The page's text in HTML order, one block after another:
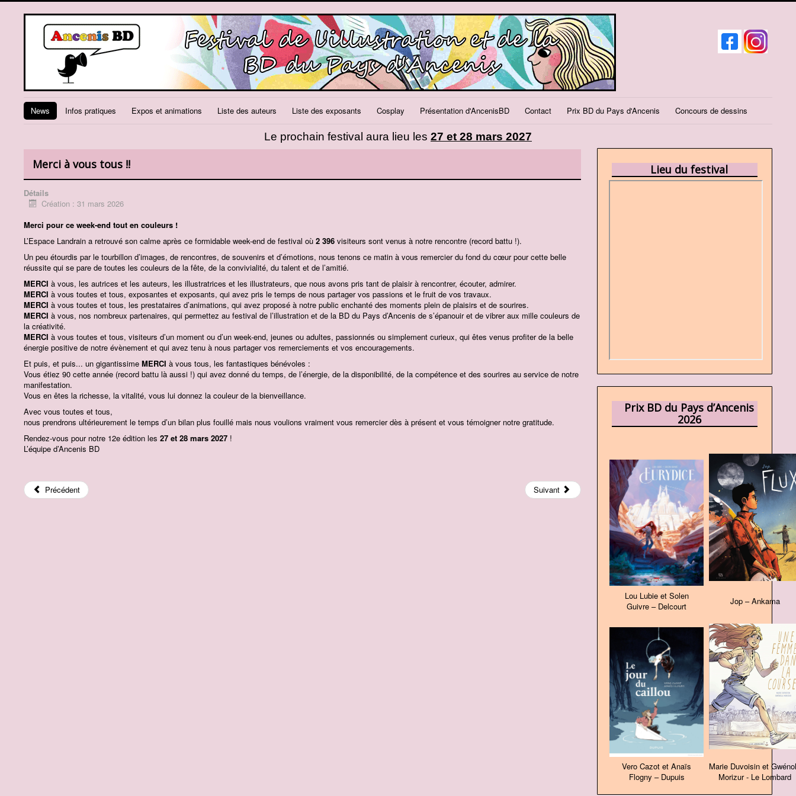
News Infos pratiques Expos et animations Liste des auteurs Liste des exposants Cosplay Présentation d'AncenisBD Contact Prix BD du Pays d'Ancenis Concours de dessins
Le prochain festival aura lieu les 27 et 28 mars 2027
Merci à vous tous !!
Détails
Création : 31 mars 2026
Merci pour ce week-end tout en couleurs !
L’Espace Landrain a retrouvé son calme après ce formidable week-end de festival où 2 396 visiteurs sont venus à notre rencontre (record battu !).
Un peu étourdis par le tourbillon d’images, de rencontres, de souvenirs et d’émotions, nous tenons ce matin à vous remercier du fond du cœur pour cette belle
réussite qui se pare de toutes les couleurs de la fête, de la convivialité, du talent et de l’amitié.
MERCI à vous, les autrices et les auteurs, les illustratrices et les illustrateurs, que nous avons pris tant de plaisir à rencontrer, écouter, admirer.
MERCI à vous toutes et tous, exposantes et exposants, qui avez pris le temps de nous partager vos passions et le fruit de vos travaux.
MERCI à vous toutes et tous, les prestataires d’animations, qui avez proposé à notre public enchanté des moments plein de plaisirs et de sourires.
MERCI à vous, nos nombreux partenaires, qui permettez au festival de l’illustration et de la BD du Pays d’Ancenis de s’épanouir et de vibrer aux mille couleurs de
la créativité.
MERCI à vous toutes et tous, visiteurs d’un moment ou d’un week-end, jeunes ou adultes, passionnés ou simplement curieux, qui êtes venus profiter de la belle
énergie positive de notre évènement et qui avez tenu à nous partager vos remerciements et vos encouragements.
Et puis, et puis... un gigantissime MERCI à vous tous, les fantastiques bénévoles :
Vous étiez 90 cette année (record battu là aussi !) qui avez donné du temps, de l’énergie, de la disponibilité, de la compétence et des sourires au service de notre
manifestation.
Vous en êtes la richesse, la vitalité, vous lui donnez la couleur de la bienveillance.
Avec vous toutes et tous,
nous prendrons ultérieurement le temps d’un bilan plus fouillé mais nous voulions vraiment vous remercier dès à présent et vous témoigner notre gratitude.
Rendez-vous pour notre 12e édition les 27 et 28 mars 2027 !
L’équipe d’Ancenis BD
Précédent Suivant
Lieu du festival
Prix BD du Pays d’Ancenis
2026
Lou Lubie et Solen
Guivre – Delcourt
Jop – Ankama
Vero Cazot et Anaïs
Flogny – Dupuis
Marie Duvoisin et
Morizur - Le Lombard